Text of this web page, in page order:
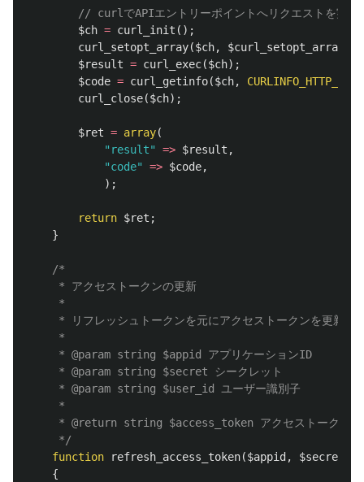
// curlでAPIエントリーポイントへリクエストを実行
$ch = curl_init ();
curl_setopt_array($ch, $curl_setopt_array
$result = curl_exec($ch);
$code = curl_getinfo($ch,
CURLINFO_HTTP_CODE
curl_close($ch);
$ret = array(
"result"
=> $result ,
"code"
=> $code,
);
return $ret ;
}
/*
	 */
function
refresh_access_token($appid , $secret
{